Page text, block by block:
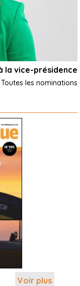
la vice-présidence
Toutes les nominations
Voir plus